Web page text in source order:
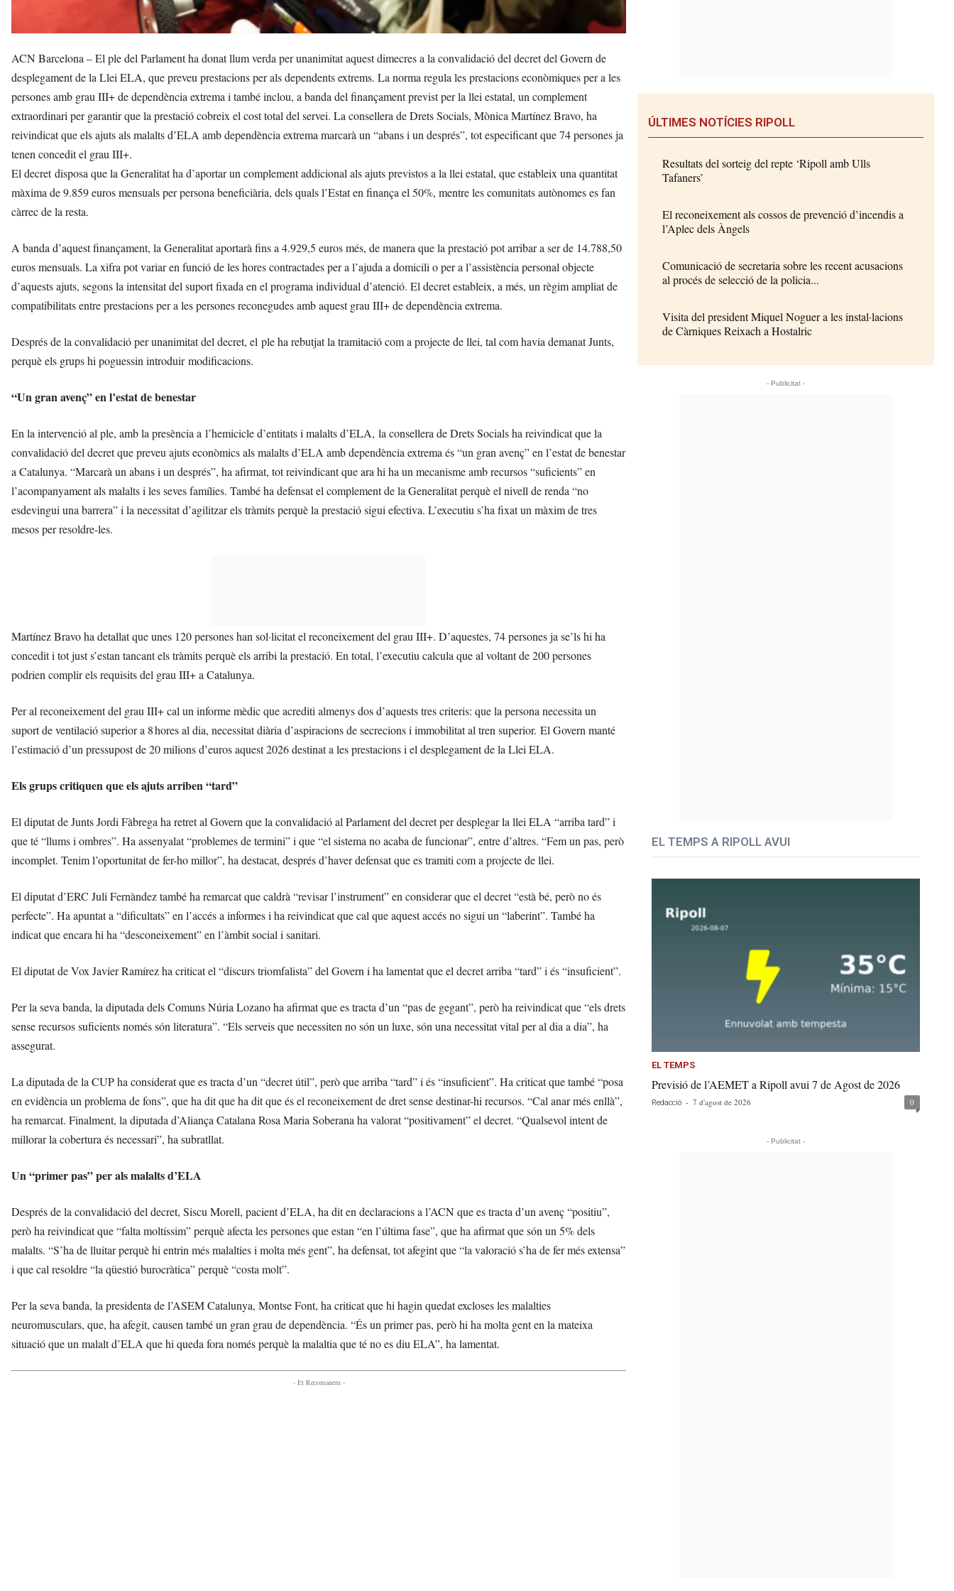
ACN Barcelona – El ple del Parlament ha donat llum verda per unanimitat aquest dimecres a la convalidació del decret del Govern de
desplegament de la Llei ELA, que preveu prestacions per als dependents extrems. La norma regula les prestacions econòmiques per a les
persones amb grau III+ de dependència extrema i també inclou, a banda del finançament previst per la llei estatal, un complement
extraordinari per garantir que la prestació cobreix el cost total del servei. La consellera de Drets Socials, Mònica Martínez Bravo, ha
reivindicat que els ajuts als malalts d’ELA amb dependència extrema marcarà un “abans i un després”, tot especificant que 74 persones ja
tenen concedit el grau III+.
El decret disposa que la Generalitat ha d’aportar un complement addicional als ajuts previstos a la llei estatal, que estableix una quantitat
màxima de 9.859 euros mensuals per persona beneficiària, dels quals l’Estat en finança el 50%, mentre les comunitats autònomes es fan
càrrec de la resta.
A banda d’aquest finançament, la Generalitat aportarà fins a 4.929,5 euros més, de manera que la prestació pot arribar a ser de 14.788,50
euros mensuals. La xifra pot variar en funció de les hores contractades per a l’ajuda a domicili o per a l’assistència personal objecte
d’aquests ajuts, segons la intensitat del suport fixada en el programa individual d’atenció. El decret estableix, a més, un règim ampliat de
compatibilitats entre prestacions per a les persones reconegudes amb aquest grau III+ de dependència extrema.
Després de la convalidació per unanimitat del decret, el ple ha rebutjat la tramitació com a projecte de llei, tal com havia demanat Junts,
perquè els grups hi poguessin introduir modificacions.
“Un gran avenç” en l’estat de benestar
En la intervenció al ple, amb la presència a l’hemicicle d’entitats i malalts d’ELA, la consellera de Drets Socials ha reivindicat que la
convalidació del decret que preveu ajuts econòmics als malalts d’ELA amb dependència extrema és “un gran avenç” en l’estat de benestar
a Catalunya. “Marcarà un abans i un després”, ha afirmat, tot reivindicant que ara hi ha un mecanisme amb recursos “suficients” en
l’acompanyament als malalts i les seves famílies. També ha defensat el complement de la Generalitat perquè el nivell de renda “no
esdevingui una barrera” i la necessitat d’agilitzar els tràmits perquè la prestació sigui efectiva. L’executiu s’ha fixat un màxim de tres
mesos per resoldre-les.
Martínez Bravo ha detallat que unes 120 persones han sol·licitat el reconeixement del grau III+. D’aquestes, 74 persones ja se’ls hi ha
concedit i tot just s’estan tancant els tràmits perquè els arribi la prestació. En total, l’executiu calcula que al voltant de 200 persones
podrien complir els requisits del grau III+ a Catalunya.
Per al reconeixement del grau III+ cal un informe mèdic que acrediti almenys dos d’aquests tres criteris: que la persona necessita un
suport de ventilació superior a 8 hores al dia, necessitat diària d’aspiracions de secrecions i immobilitat al tren superior. El Govern manté
l’estimació d’un pressupost de 20 milions d’euros aquest 2026 destinat a les prestacions i el desplegament de la Llei ELA.
Els grups critiquen que els ajuts arriben “tard”
El diputat de Junts Jordi Fàbrega ha retret al Govern que la convalidació al Parlament del decret per desplegar la llei ELA “arriba tard” i
que té “llums i ombres”. Ha assenyalat “problemes de termini” i que “el sistema no acaba de funcionar”, entre d’altres. “Fem un pas, però
incomplet. Tenim l’oportunitat de fer-ho millor”, ha destacat, després d’haver defensat que es tramiti com a projecte de llei.
El diputat d’ERC Juli Fernàndez també ha remarcat que caldrà “revisar l’instrument” en considerar que el decret “està bé, però no és
perfecte”. Ha apuntat a “dificultats” en l’accés a informes i ha reivindicat que cal que aquest accés no sigui un “laberint”. També ha
indicat que encara hi ha “desconeixement” en l’àmbit social i sanitari.
El diputat de Vox Javier Ramírez ha criticat el “discurs triomfalista” del Govern i ha lamentat que el decret arriba “tard” i és “insuficient”.
Per la seva banda, la diputada dels Comuns Núria Lozano ha afirmat que es tracta d’un “pas de gegant”, però ha reivindicat que “els drets
sense recursos suficients només són literatura”. “Els serveis que necessiten no són un luxe, són una necessitat vital per al dia a dia”, ha
assegurat.
La diputada de la CUP ha considerat que es tracta d’un “decret útil”, però que arriba “tard” i és “insuficient”. Ha criticat que també “posa
en evidència un problema de fons”, que ha dit que ha dit que és el reconeixement de dret sense destinar-hi recursos. “Cal anar més enllà”,
ha remarcat. Finalment, la diputada d’Aliança Catalana Rosa Maria Soberana ha valorat “positivament” el decret. “Qualsevol intent de
millorar la cobertura és necessari”, ha subratllat.
Un “primer pas” per als malalts d’ELA
Després de la convalidació del decret, Siscu Morell, pacient d’ELA, ha dit en declaracions a l’ACN que es tracta d’un avenç “positiu”,
però ha reivindicat que “falta moltíssim” perquè afecta les persones que estan “en l’última fase”, que ha afirmat que són un 5% dels
malalts. “S’ha de lluitar perquè hi entrin més malalties i molta més gent”, ha defensat, tot afegint que “la valoració s’ha de fer més extensa”
i que cal resoldre “la qüestió burocràtica” perquè “costa molt”.
Per la seva banda, la presidenta de l’ASEM Catalunya, Montse Font, ha criticat que hi hagin quedat excloses les malalties
neuromusculars, que, ha afegit, causen també un gran grau de dependència. “És un primer pas, però hi ha molta gent en la mateixa
situació que un malalt d’ELA que hi queda fora només perquè la malaltia que té no es diu ELA”, ha lamentat.
- Et Recomanem -
ÚLTIMES NOTÍCIES RIPOLL
Resultats del sorteig del repte ‘Ripoll amb Ulls
Tafaners’
El reconeixement als cossos de prevenció d’incendis a
l’Aplec dels Àngels
Comunicació de secretaria sobre les recent acusacions
al procés de selecció de la policia...
Visita del president Miquel Noguer a les instal·lacions
de Càrniques Reixach a Hostalric
- Publicitat -
EL TEMPS A RIPOLL AVUI
EL TEMPS
Previsió de l’AEMET a Ripoll avui 7 de Agost de 2026
Redacció - 7 d'agost de 2026 0
- Publicitat -